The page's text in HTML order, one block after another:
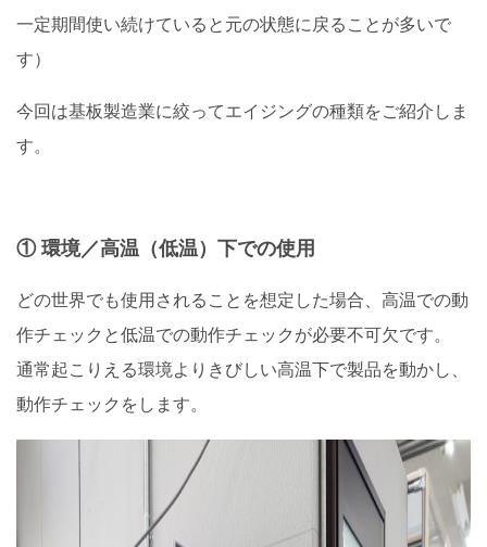
一定期間使い続けていると元の状態に戻ることが多いで
す）
今回は基板製造業に絞ってエイジングの種類をご紹介しま
す。
① 環境／高温（低温）下での使用
どの世界でも使用されることを想定した場合、高温での動
作チェックと低温での動作チェックが必要不可欠です。
通常起こりえる環境よりきびしい高温下で製品を動かし、
動作チェックをします。